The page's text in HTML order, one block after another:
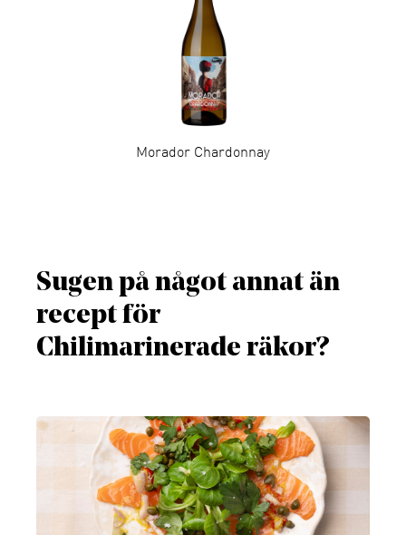
Morador Chardonnay
Sugen på något annat än
recept för
Chilimarinerade räkor?